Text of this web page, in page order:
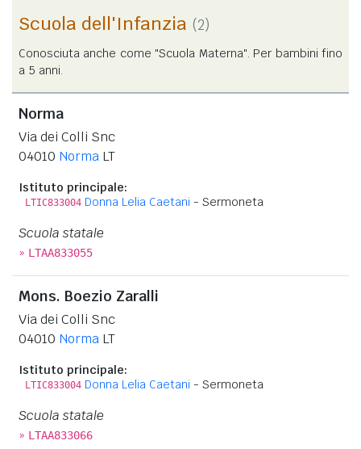
Scuola dell'Infanzia (2)
Conosciuta anche come "Scuola Materna". Per bambini fino
a 5 anni.
Norma
Via dei Colli Snc
04010 Norma LT
Istituto principale:
LTIC833004 Donna Lelia Caetani - Sermoneta
Scuola statale
» LTAA833055
Mons. Boezio Zaralli
Via dei Colli Snc
04010 Norma LT
Istituto principale:
LTIC833004 Donna Lelia Caetani - Sermoneta
Scuola statale
» LTAA833066